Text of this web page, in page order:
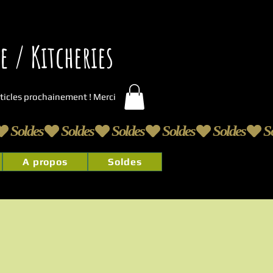
/ Kitcheries
prochainement ! Merci
A propos Soldes